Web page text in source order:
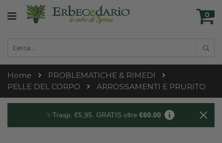
to
Content
0
Home
PROBLEMATICHE & RIMEDI
PELLE DEL CORPO
ARROSSAMENTI E PRURITO
✨Trasp. €5,95. GRATIS oltre €60.00